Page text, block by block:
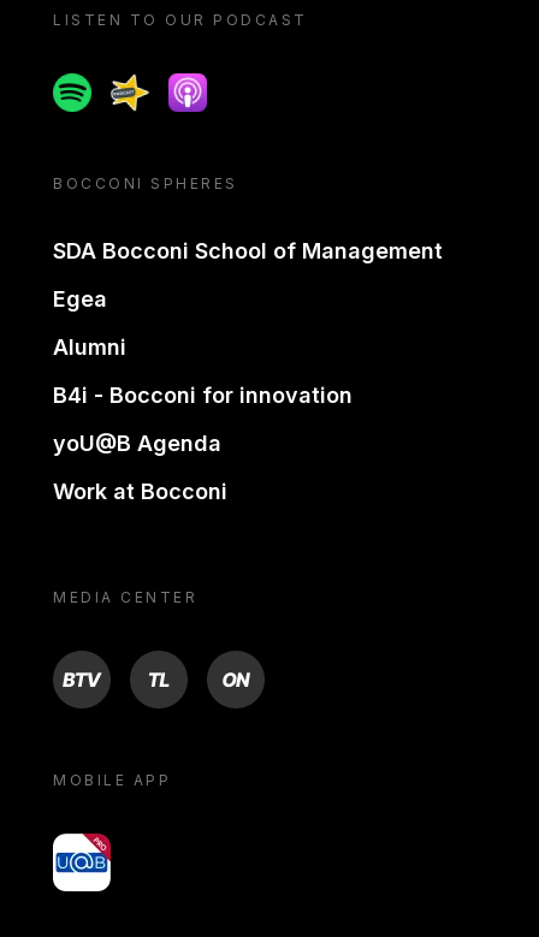
LISTEN TO OUR PODCAST
SpotifySpreakerApple podcast
BOCCONI SPHERES
SDA Bocconi School of Management
Egea
Alumni
B4i - Bocconi for innovation
yoU@B Agenda
Work at Bocconi
MEDIA CENTER
BTV TL ON
MOBILE APP
yoU@B